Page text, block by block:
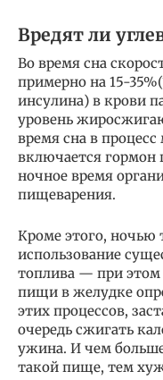
Вредят ли
Во время сна
примерно на 15-
инсулина) в крови
уровень
время сна в
включается гормон
ночное время
пищеварения.
Кроме этого, ночью
использование
топлива — при этом
пищи в желудке
этих процессов,
очередь сжигать
ужина. И чем
такой пище, тем